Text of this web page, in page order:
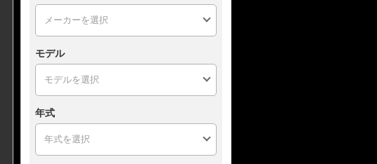
モデル
年式